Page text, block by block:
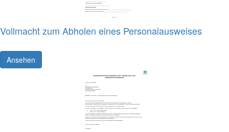
Vollmacht zum Abholen eines Personalausweises
Ansehen